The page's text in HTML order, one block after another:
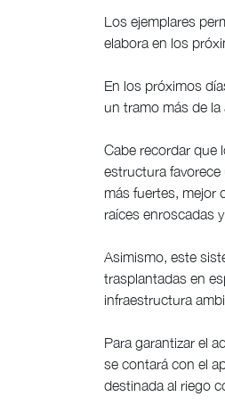
Los ejemplares
elabora en los
En los próximos
un tramo más de la
Cabe recordar que
estructura
más fuertes, mejor
raíces enroscadas
Asimismo, este
trasplantadas en
infraestructura
Para garantizar el
se contará con el
destinada al riego